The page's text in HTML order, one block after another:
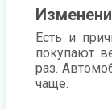
Есть и
покупают
раз.
чаще.